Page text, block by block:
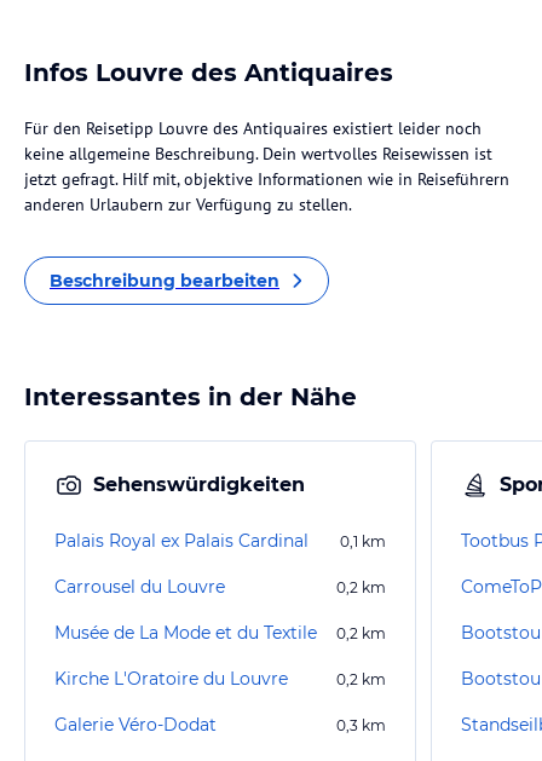
Infos Louvre des Antiquaires
Für den Reisetipp Louvre des Antiquaires existiert leider noch
keine allgemeine Beschreibung. Dein wertvolles Reisewissen ist
jetzt gefragt. Hilf mit, objektive Informationen wie in Reiseführern
anderen Urlaubern zur Verfügung zu stellen.
Beschreibung bearbeiten
Interessantes in der Nähe
Sehenswürdigkeiten
Palais Royal ex Palais Cardinal 0,1 km
Carrousel du Louvre 0,2 km
Musée de La Mode et du Textile 0,2 km
Kirche L'Oratoire du Louvre 0,2 km
Galerie Véro-Dodat 0,3 km
Tootbus